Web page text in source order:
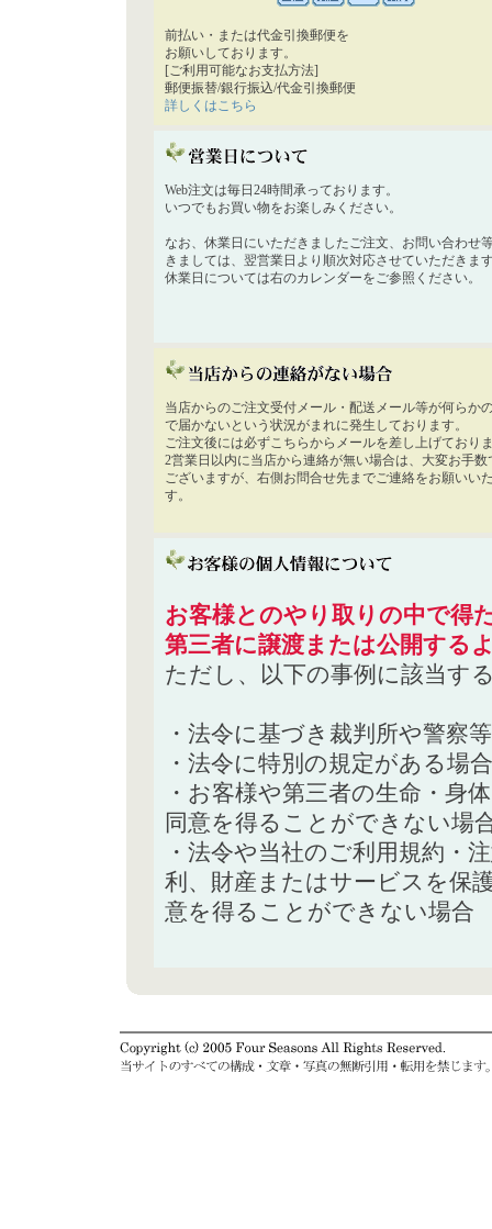
前払い・または代金引換郵便を
お願いしております。
[ご利用可能なお支払方法]
郵便振替/銀行振込/代金引換郵便
詳しくはこちら
Web注文は毎日24時間承っております。
いつでもお買い物をお楽しみください。
なお、休業日にいただきましたご注文、お問い合わせ
きましては、翌営業日より順次対応させていただきま
休業日については右のカレンダーをご参照ください。
当店からのご注文受付メール・配送メール等が何らか
で届かないという状況がまれに発生しております。
ご注文後には必ずこちらからメールを差し上げており
2営業日以内に当店から連絡が無い場合は、大変お手数
ございますが、右側お問合せ先までご連絡をお願いい
す。
お客様とのやり取りの中で得
第三者に譲渡または公開する
ただし、以下の事例に該当す
・法令に基づき裁判所や警察
・法令に特別の規定がある場合
・お客様や第三者の生命・身
同意を得ることができない場
・法令や当社のご利用規約・
利、財産またはサービスを保
意を得ることができない場合